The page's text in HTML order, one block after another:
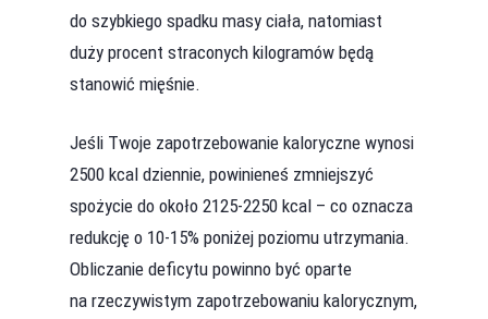
do szybkiego spadku masy ciała, natomiast
duży procent straconych kilogramów będą
stanowić mięśnie.
Jeśli Twoje zapotrzebowanie kaloryczne wynosi
2500 kcal dziennie, powinieneś zmniejszyć
spożycie do około 2125-2250 kcal – co oznacza
redukcję o 10-15% poniżej poziomu utrzymania.
Obliczanie deficytu powinno być oparte
na rzeczywistym zapotrzebowaniu kalorycznym,